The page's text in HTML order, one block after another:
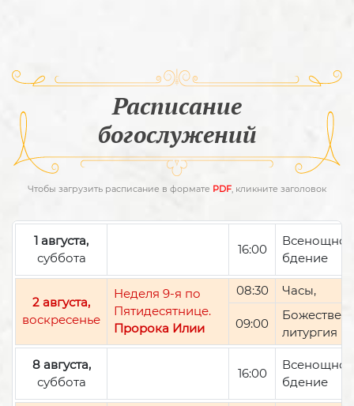
Расписание
богослужений
Чтобы загрузить расписание в формате PDF, кликните заголовок
1 августа,
суббота
16:00
Всенощное
бдение
2 августа,
воскресенье
Неделя 9-я по
Пятидесятнице.
Пророка Илии
08:30 Часы,
09:00
литургия
8 августа,
суббота
16:00
Всенощное
бдение